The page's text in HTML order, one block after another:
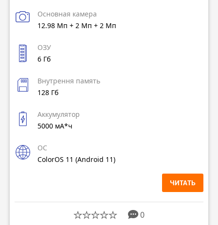
Основная камера
12.98 Мп + 2 Мп + 2 Мп
ОЗУ
6 Гб
Внутрення память
128 Гб
Аккумулятор
5000 мА*ч
ОС
ColorOS 11 (Android 11)
ЧИТАТЬ
0